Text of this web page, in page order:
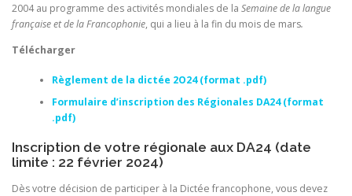
2004 au programme des activités mondiales de la Semaine de la langue
française et de la Francophonie, qui a lieu à la fin du mois de mars.
Télécharger
Règlement de la dictée 2O24 (format .pdf)
Formulaire d’inscription des Régionales DA24 (format
.pdf)
Inscription de votre régionale aux DA24 (date
limite : 22 février 2024)
Dès votre décision de participer à la Dictée francophone, vous devez